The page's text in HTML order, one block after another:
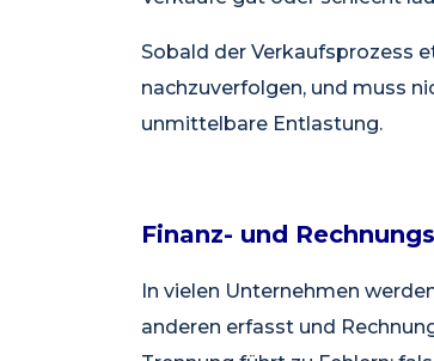
Sobald der Verkaufsprozess
nachzuverfolgen, und muss
unmittelbare Entlastung.
Finanz- und
In vielen Unternehmen
anderen erfasst und